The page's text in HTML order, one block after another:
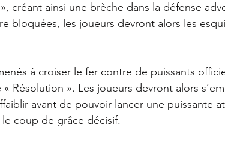
créant ainsi une brèche dans la défense
bloquées, les joueurs devront alors les
à croiser le fer contre de puissants
Résolution ». Les joueurs devront alors
avant de pouvoir lancer une puissante
coup de grâce décisif.